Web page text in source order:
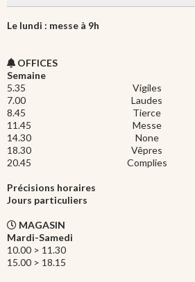
Le lundi : messe à 9h
OFFICES
Semaine
5.35
Vigiles
7.00
Laudes
8.45
Tierce
11.45
Messe
14.30
None
18.30
Vêpres
20.45
Complies
Précisions horaires
Jours particuliers
MAGASIN
Mardi-Samedi
10.00 > 11.30
15.00 > 18.15